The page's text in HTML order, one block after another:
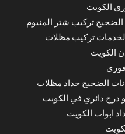
الكويت
الضجيج تركيب شتر المنيوم
تركيب مظلات
الضجيج حداد مظلات
درج دائري في الكويت
ابواب الكويت